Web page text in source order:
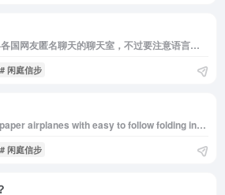
<p>一个可以和世界各国网友匿名聊天的聊天室，不过要注意语言规范哦。</p><img decoding="async" data-src="//www.40000.net/wp-content/uploads/2024/12/20241215075947-675e8c73a19c5.png" src="https://www.40000.net/wp-content/themes/onenav/images/t.png" alt="匿名聊天室">
# 闲庭信步
<p>A database of paper airplanes with easy to follow folding instructions, video tutorials and printable folding plans. Find the best paper airplanes that fly the furthest and stay aloft the longest.</p><p>一个数据库的纸飞机与易于遵循的折叠说明，视频教程和可打印的折叠计划。找到最好的纸飞机，飞得最远，在空中停留的时间最长。</p>
# 闲庭信步